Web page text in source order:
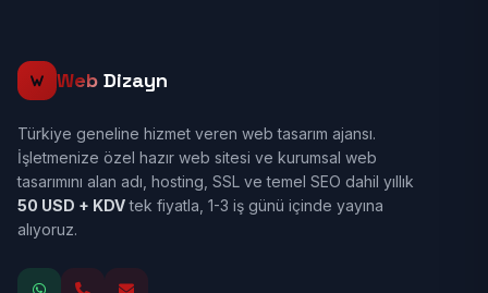
Web Dizayn
Türkiye geneline hizmet veren web tasarım ajansı.
İşletmenize özel hazır web sitesi ve kurumsal web
tasarımını alan adı, hosting, SSL ve temel SEO dahil yıllık
50 USD + KDVtek fiyatla, 1-3 iş günü içinde yayına
alıyoruz.